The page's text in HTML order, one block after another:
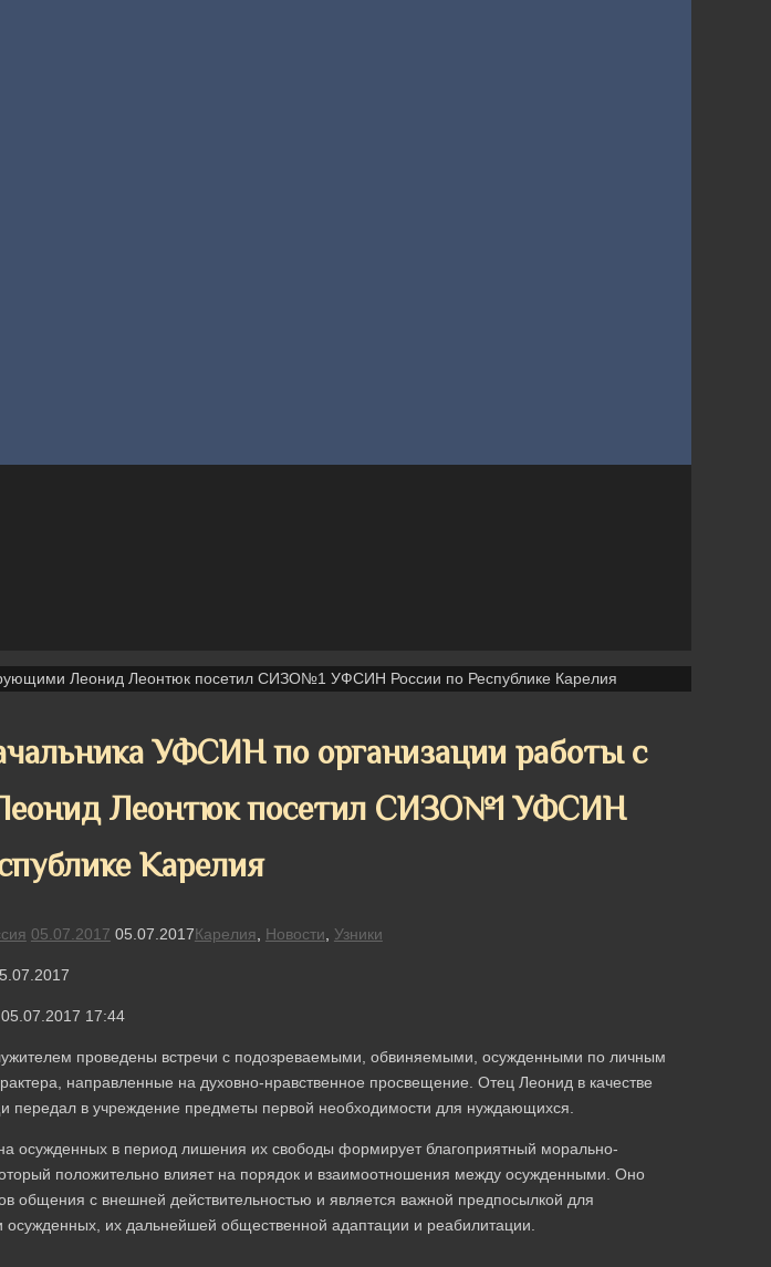
Леонид Леонтюк посетил СИЗО№1 УФСИН России по Республике Карелия
УФСИН по организации работы с
Леонтюк посетил СИЗО№1 УФСИН
Карелия
05.07.2017 05.07.2017Карелия Новости Узники
17:44
проведены встречи с подозреваемыми, обвиняемыми, осужденными по личным
направленные на духовно-нравственное просвещение. Отец Леонид в качестве
передал в учреждение предметы первой необходимости для нуждающихся.
на осужденных в период лишения их свободы формирует благоприятный морально-
положительно влияет на порядок и взаимоотношения между осужденными. Оно
общения с внешней действительностью и является важной предпосылкой для
их дальнейшей общественной адаптации и реабилитации.